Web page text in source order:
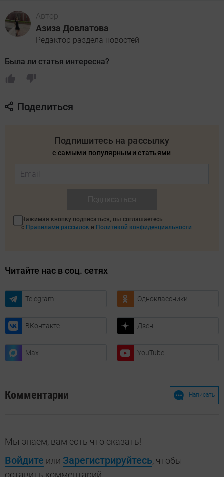
Автор
Азиза Довлатова
Редактор раздела новостей
Была ли статья интересна?
Поделиться
Подпишитесь на рассылку
с самыми популярными статьями
Нажимая кнопку подписаться, вы соглашаетесь
с Правилами рассылок и Политикой конфиденциальности
Читайте нас в соц. сетях
Telegram Одноклассники
ВКонтакте Дзен
Max YouTube
Комментарии Написать
Мы знаем, вам есть что сказать!
Войдите или Зарегистрируйтесь, чтобы
оставить комментарий